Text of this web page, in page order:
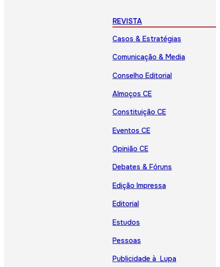
REVISTA
Casos & Estratégias
Comunicação & Media
Conselho Editorial
Almoços CE
Constituição CE
Eventos CE
Opinião CE
Debates & Fóruns
Edição Impressa
Editorial
Estudos
Pessoas
Publicidade à Lupa